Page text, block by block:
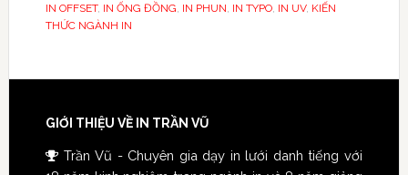
IN OFFSET, IN ỐNG ĐỒNG, IN PHUN, IN TYPO, IN UV, KIẾN
THỨC NGÀNH IN
GIỚI THIỆU VỀ IN TRẦN VŨ
Trần Vũ - Chuyên gia dạy in lưới danh tiếng với